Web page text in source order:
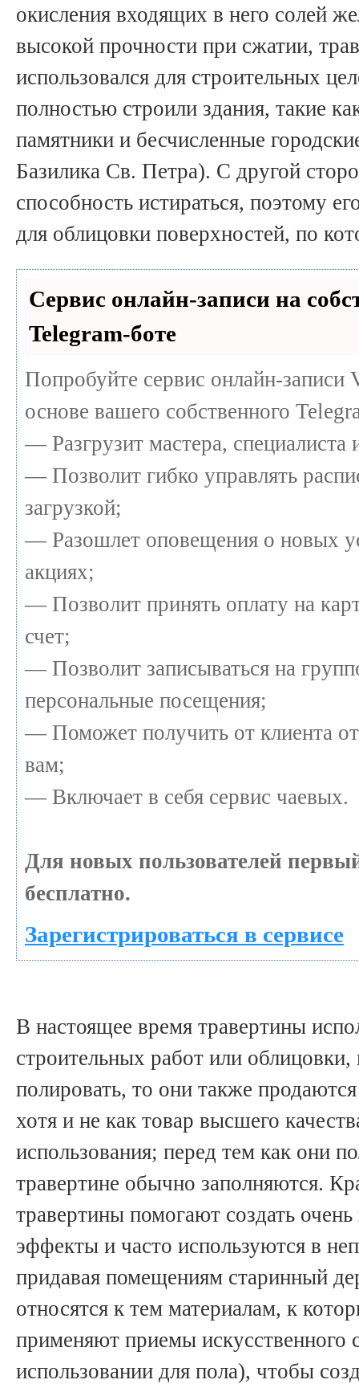
окисления входящих в него солей
высокой прочности при сжатии,
использовался для строительных
полностью строили здания, такие
памятники и бесчисленные
Базилика Св. Петра). С другой
способность истираться, поэтому
для облицовки поверхностей, по
Сервис онлайн-записи на
Telegram-боте
Попробуйте сервис онлайн-записи
основе вашего собственного
— Разгрузит мастера,
— Позволит гибко управлять
загрузкой;
— Разошлет оповещения о новых
акциях;
— Позволит принять оплату на
счет;
— Позволит записываться на
персональные посещения;
— Поможет получить от клиента
вам;
— Включает в себя сервис чаевых.
Для новых пользователей
бесплатно.
Зарегистрироваться в сервисе
В настоящее время травертины
строительных работ или
полировать, то они также
хотя и не как товар высшего
использования; перед тем как они
травертине обычно заполняются.
травертины помогают создать
эффекты и часто используются в
придавая помещениям старинный
относятся к тем материалам, к
применяют приемы искусственного
использовании для пола), чтобы